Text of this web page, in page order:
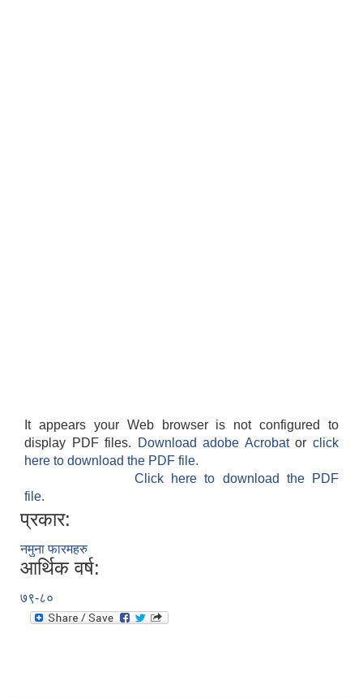
It appears your Web browser is not configured to
display PDF files.
Download adobe Acrobatorclick
here to download the PDF file.
Click here to download the PDF
file.
प्रकार:
नमुना फारमहरु
आर्थिक वर्ष:
७९-८०